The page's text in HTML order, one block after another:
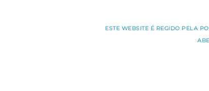
ESTE WEBSITE É REGIDO PELA